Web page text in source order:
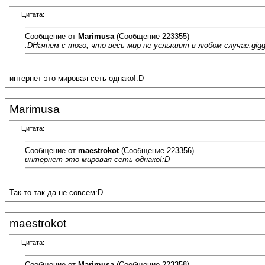
Цитата:
Сообщение от Marimusa (Сообщение 223355)
:DНачнем с того, что весь мир не услышит в любом
интернет это мировая сеть однако!:D
Marimusa
Цитата:
Сообщение от maestrokot(Сообщение 223356)
интернет это мировая сеть однако!:D
Так-то так да не совсем:D
maestrokot
Цитата: